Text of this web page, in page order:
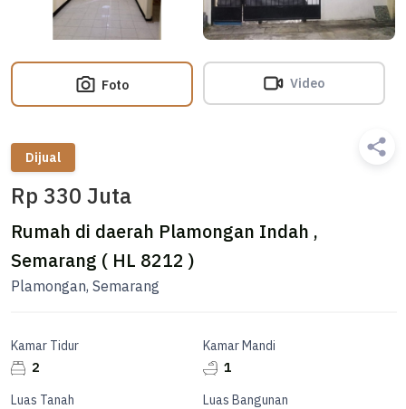
Foto Video
Dijual
Rp 330 Juta
Rumah di daerah Plamongan Indah ,
Semarang ( HL 8212 )
Plamongan, Semarang
Kamar Tidur
2
Kamar Mandi
1
Luas Tanah
Luas Bangunan